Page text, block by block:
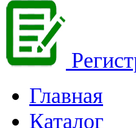
Главная
Каталог